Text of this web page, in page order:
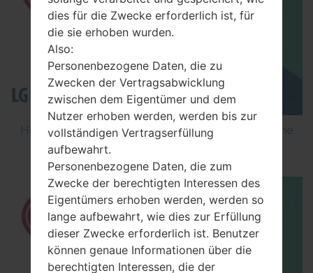
How to Flash Stock Firmware on LG Smartphone
using LG Flash Tool 2014?
dies für die Zwecke erforderlich ist, für
die sie erhoben wurden.
Also:
Personenbezogene Daten, die zu
Zwecken der Vertragsabwicklung
zwischen dem Eigentümer und dem
Nutzer erhoben werden, werden bis zur
vollständigen Vertragserfüllung
aufbewahrt.
Personenbezogene Daten, die zum
Zwecke der berechtigten Interessen des
Eigentümers erhoben werden, werden so
lange aufbewahrt, wie dies zur Erfüllung
dieser Zwecke erforderlich ist. Benutzer
können genaue Informationen über die
berechtigten Interessen, die der